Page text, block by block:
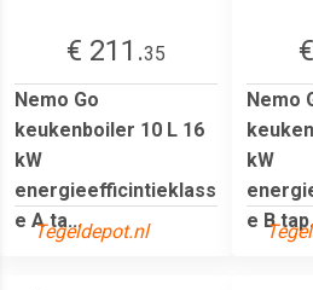
€ 211.35
Nemo Go
keukenboiler 10 L 16
kW
energieefficintieklass
e A ta...
Tegeldepot.nl
Nemo
kW
e B